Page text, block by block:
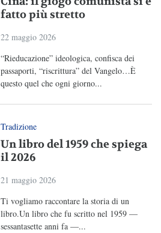
fatto più stretto
22 maggio 2026
“Rieducazione” ideologica, confisca dei
passaporti, “riscrittura” del Vangelo…È
questo quel che ogni giorno...
Tradizione
Un libro del 1959 che spiega
il 2026
21 maggio 2026
Ti vogliamo raccontare la storia di un
libro.Un libro che fu scritto nel 1959 —
sessantasette anni fa —...